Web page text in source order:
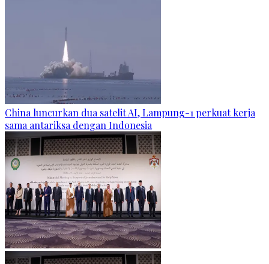
China luncurkan dua satelit AI, Lampung-1 perkuat kerja
sama antariksa dengan Indonesia